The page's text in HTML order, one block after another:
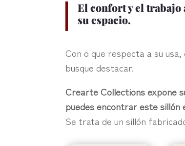
El confort y el trabajo
su espacio.‎
Con o que respecta a su
busque destacar.
Crearte Collections expone
puedes encontrar este sillón
Se trata de un sillón